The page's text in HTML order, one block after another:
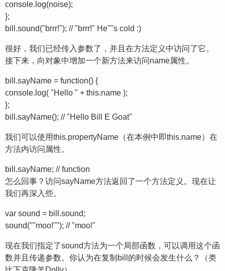
console.log(noise);
};
bill.sound("brrr!"); // "brrr!" He''''s cold :)
很好，我们已经传入参数了，并且在方法定义中访问了它。
接下来，向对象中增加一个新方法来访问name属性。
bill.sayName = function() {
console.log( "Hello " + this.name );
};
bill.sayName(); // "Hello Bill E Goat"
我们可以使用this.propertyName（在本例中即this.name）在
方法内访问属性。
bill.sayName; // function
怎么回事？访问sayName方法返回了一个方法定义。现在让
我们再深入些。
var sound = bill.sound;
sound(''''moo!''''); // "moo!"
现在我们指定了sound方法为一个局部函数，可以调用这个函
数并且传递参数。你认为在复制bill的时候会发生什么？（类